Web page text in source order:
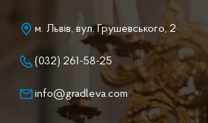
м. Львів, вул. Грушевського, 2
(032) 261-58-25
info@gradleva.com